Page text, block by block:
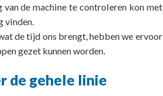
de machine te controleren kon met
vinden.
de tijd ons brengt, hebben we ervoor
gezet kunnen worden.
de gehele linie